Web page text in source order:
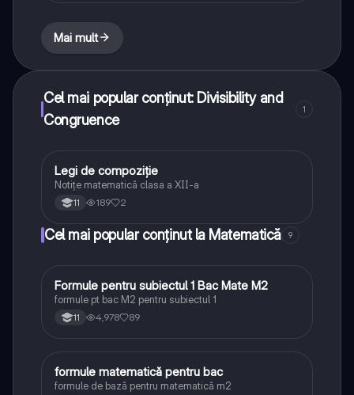
Mai mult
Cel mai popular conținut: Divisibility and
Congruence
1
Matematică
Legi de compoziție
Notițe matematică clasa a XII-a
11 189 2
Cel mai popular conținut la Matematică 9
Matematică
Formule pentru subiectul 1 Bac Mate M2
formule pt bac M2 pentru subiectul 1
11 4,978 89
Matematică
formule matematică pentru bac
formule de bază pentru matematică m2